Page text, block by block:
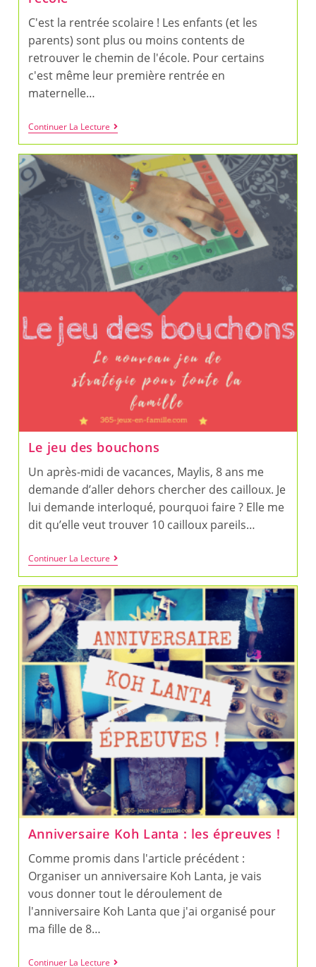
C'est la rentrée scolaire ! Les enfants (et les
parents) sont plus ou moins contents de
retrouver le chemin de l'école. Pour certains
c'est même leur première rentrée en
maternelle…
Continuer La Lecture5
Jeux
Gratuits
À
Imprimer
Autour
De
L’école
Le jeu des bouchons
Un après-midi de vacances, Maylis, 8 ans me
demande d’aller dehors chercher des cailloux. Je
lui demande interloqué, pourquoi faire ? Elle me
dit qu’elle veut trouver 10 cailloux pareils…
Continuer La LectureLe
Jeu
Des
Bouchons
Anniversaire Koh Lanta : les épreuves !
Comme promis dans l'article précédent :
Organiser un anniversaire Koh Lanta, je vais
vous donner tout le déroulement de
l'anniversaire Koh Lanta que j'ai organisé pour
ma fille de 8…
Continuer La LectureAnniversaire